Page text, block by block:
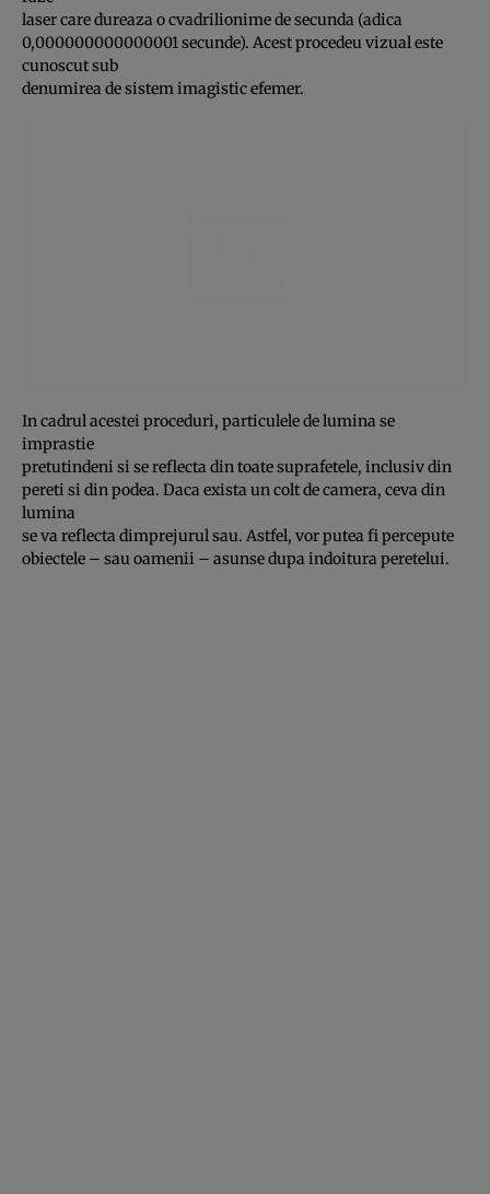
laser care dureaza o cvadrilionime de secunda (adica
0,000000000000001 secunde). Acest procedeu vizual este
cunoscut sub
denumirea de sistem imagistic efemer.
In cadrul acestei proceduri, particulele de lumina se
imprastie
pretutindeni si se reflecta din toate suprafetele, inclusiv din
pereti si din podea. Daca exista un colt de camera, ceva din
lumina
se va reflecta dimprejurul sau. Astfel, vor putea fi percepute
obiectele – sau oamenii – asunse dupa indoitura peretelui.